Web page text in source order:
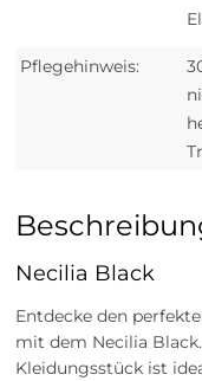
Pflegehinweis:
Necilia Black
Entdecke den
mit dem Necilia
Kleidungsstück ist